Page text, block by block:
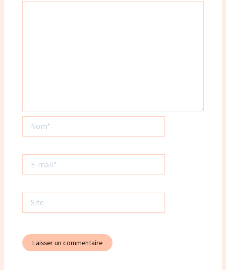
mail*